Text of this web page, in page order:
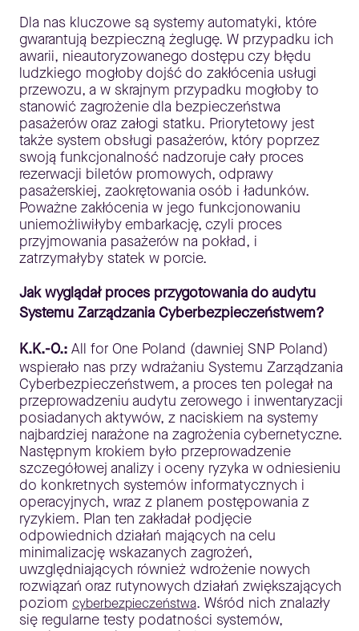
Dla nas kluczowe są systemy automatyki, które
gwarantują bezpieczną żeglugę. W przypadku ich
awarii, nieautoryzowanego dostępu czy błędu
ludzkiego mogłoby dojść do zakłócenia usługi
przewozu, a w skrajnym przypadku mogłoby to
stanowić zagrożenie dla bezpieczeństwa
pasażerów oraz załogi statku. Priorytetowy jest
także system obsługi pasażerów, który poprzez
swoją funkcjonalność nadzoruje cały proces
rezerwacji biletów promowych, odprawy
pasażerskiej, zaokrętowania osób i ładunków.
Poważne zakłócenia w jego funkcjonowaniu
uniemożliwiłyby embarkację, czyli proces
przyjmowania pasażerów na pokład, i
zatrzymałyby statek w porcie.
Jak wyglądał proces przygotowania do audytu
Systemu Zarządzania Cyberbezpieczeństwem?
K.K.-O.: All for One Poland (dawniej SNP Poland)
wspierało nas przy wdrażaniu Systemu Zarządzania
Cyberbezpieczeństwem, a proces ten polegał na
przeprowadzeniu audytu zerowego i inwentaryzacji
posiadanych aktywów, z naciskiem na systemy
najbardziej narażone na zagrożenia cybernetyczne.
Następnym krokiem było przeprowadzenie
szczegółowej analizy i oceny ryzyka w odniesieniu
do konkretnych systemów informatycznych i
operacyjnych, wraz z planem postępowania z
ryzykiem. Plan ten zakładał podjęcie
odpowiednich działań mających na celu
minimalizację wskazanych zagrożeń,
uwzględniających również wdrożenie nowych
rozwiązań oraz rutynowych działań zwiększających
poziom cyberbezpieczeństwa. Wśród nich znalazły
się regularne testy podatności systemów,